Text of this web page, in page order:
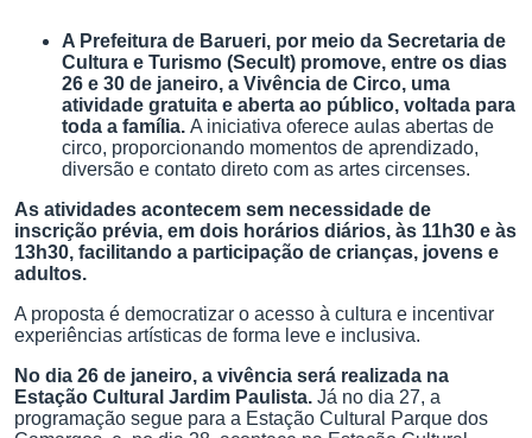
A Prefeitura de Barueri, por meio da Secretaria de
Cultura e Turismo (Secult) promove, entre os dias
26 e 30 de janeiro, a Vivência de Circo, uma
atividade gratuita e aberta ao público, voltada para
toda a família. A iniciativa oferece aulas abertas de
circo, proporcionando momentos de aprendizado,
diversão e contato direto com as artes circenses.
As atividades acontecem sem necessidade de
inscrição prévia, em dois horários diários, às 11h30 e às
13h30, facilitando a participação de crianças, jovens e
adultos.
A proposta é democratizar o acesso à cultura e incentivar
experiências artísticas de forma leve e inclusiva.
No dia 26 de janeiro, a vivência será realizada na
Estação Cultural Jardim Paulista. Já no dia 27, a
programação segue para a Estação Cultural Parque dos